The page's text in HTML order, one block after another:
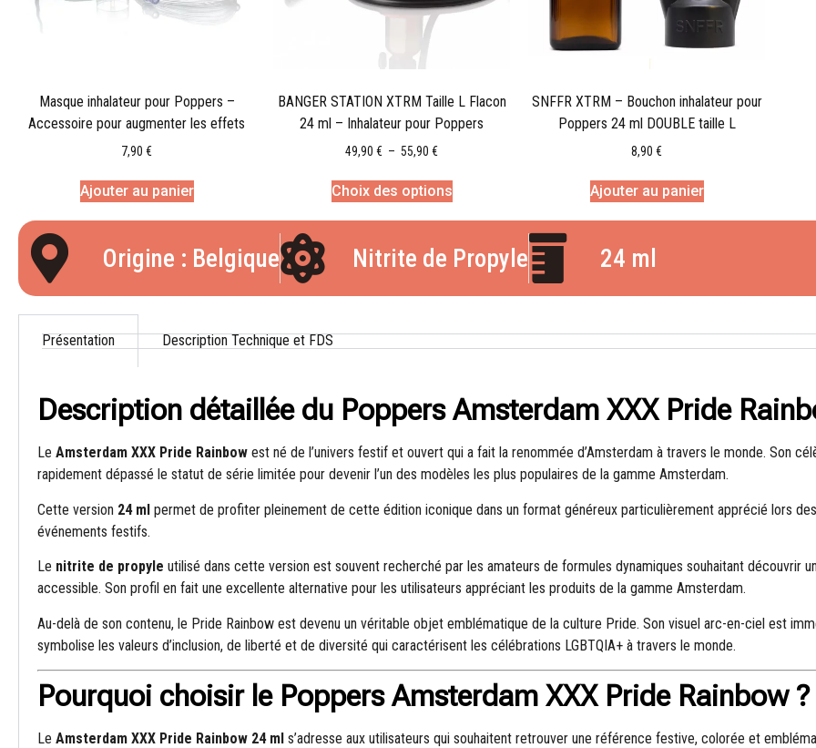
Masque inhalateur pour Poppers –
Accessoire pour augmenter les effets
7,90 €
Ajouter au panier
BANGER STATION XTRM Taille L Flacon
24 ml – Inhalateur pour Poppers
49,90 € – 55,90 €
Choix des options
SNFFR XTRM – Bouchon inhalateur pour
Poppers 24 ml DOUBLE taille L
8,90 €
Ajouter au panier
Origine : Belgique Nitrite de Propyle 24 ml
Présentation Description Technique et FDS
Description détaillée du Poppers Amsterdam XXX Pride
Le Amsterdam XXX Pride Rainbow est né de l’univers festif et ouvert qui a fait la renommée d’Amsterdam à travers le monde. Son
rapidement dépassé le statut de série limitée pour devenir l’un des modèles les plus populaires de la gamme Amsterdam.
Cette version 24 ml permet de profiter pleinement de cette édition iconique dans un format généreux particulièrement apprécié lors
événements festifs.
Le nitrite de propyle utilisé dans cette version est souvent recherché par les amateurs de formules dynamiques souhaitant découvrir
accessible. Son profil en fait une excellente alternative pour les utilisateurs appréciant les produits de la gamme Amsterdam.
Au-delà de son contenu, le Pride Rainbow est devenu un véritable objet emblématique de la culture Pride. Son visuel arc-en-ciel est
symbolise les valeurs d’inclusion, de liberté et de diversité qui caractérisent les célébrations LGBTQIA+ à travers le monde.
Pourquoi choisir le Poppers Amsterdam XXX Pride Rainbow ?
Le Amsterdam XXX Pride Rainbow 24 ml s’adresse aux utilisateurs qui souhaitent retrouver une référence festive, colorée et